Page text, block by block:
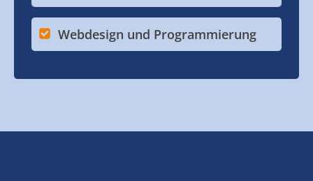
Webdesign und Programmierung